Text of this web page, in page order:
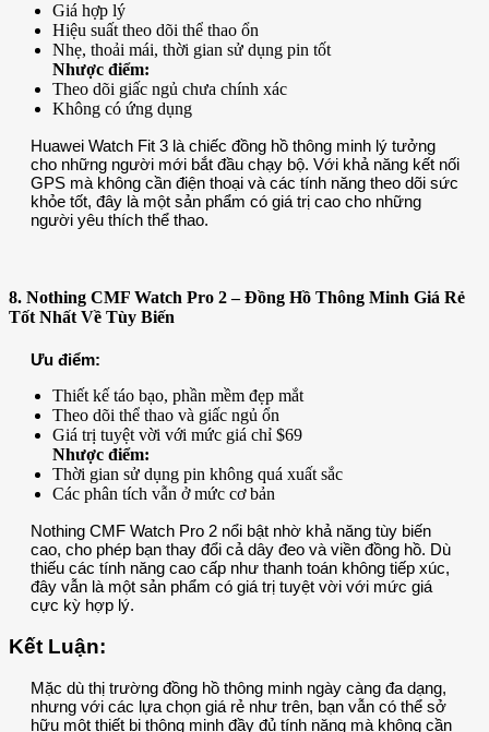
Giá hợp lý
Hiệu suất theo dõi thể thao ổn
Nhẹ, thoải mái, thời gian sử dụng pin tốt
Nhược điểm:
Theo dõi giấc ngủ chưa chính xác
Không có ứng dụng
Huawei Watch Fit 3 là chiếc đồng hồ thông minh lý tưởng
cho những người mới bắt đầu chạy bộ. Với khả năng kết nối
GPS mà không cần điện thoại và các tính năng theo dõi sức
khỏe tốt, đây là một sản phẩm có giá trị cao cho những
người yêu thích thể thao.
8. Nothing CMF Watch Pro 2 – Đồng Hồ Thông Minh Giá Rẻ
Tốt Nhất Về Tùy Biến
Ưu điểm:
Thiết kế táo bạo, phần mềm đẹp mắt
Theo dõi thể thao và giấc ngủ ổn
Giá trị tuyệt vời với mức giá chỉ $69
Nhược điểm:
Thời gian sử dụng pin không quá xuất sắc
Các phân tích vẫn ở mức cơ bản
Nothing CMF Watch Pro 2 nổi bật nhờ khả năng tùy biến
cao, cho phép bạn thay đổi cả dây đeo và viền đồng hồ. Dù
thiếu các tính năng cao cấp như thanh toán không tiếp xúc,
đây vẫn là một sản phẩm có giá trị tuyệt vời với mức giá
cực kỳ hợp lý.
Kết Luận:
Mặc dù thị trường đồng hồ thông minh ngày càng đa dạng,
nhưng với các lựa chọn giá rẻ như trên, bạn vẫn có thể sở
hữu một thiết bị thông minh đầy đủ tính năng mà không cần